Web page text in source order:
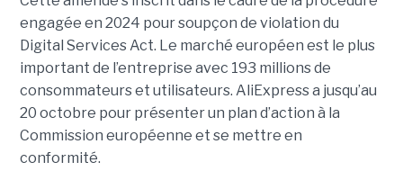
engagée en 2024 pour soupçon de violation du
Digital Services Act. Le marché européen est le plus
important de l’entreprise avec 193 millions de
consommateurs et utilisateurs. AliExpress a jusqu’au
20 octobre pour présenter un plan d’action à la
Commission européenne et se mettre en
conformité.